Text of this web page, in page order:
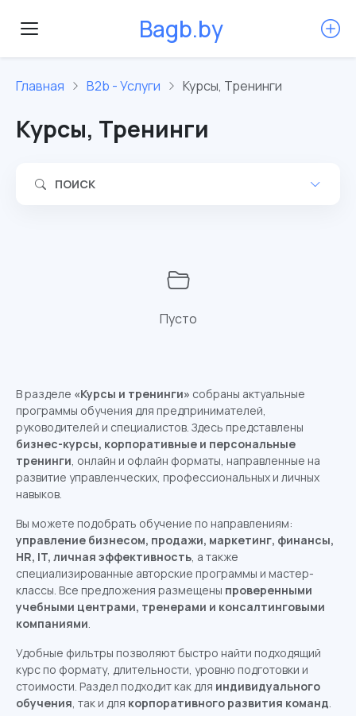
Bagb.by
Главная B2b - Услуги Курсы, Тренинги
Курсы, Тренинги
ПОИСК
Пусто
В разделе «Курсы и тренинги» собраны актуальные
программы обучения для предпринимателей,
руководителей и специалистов. Здесь представлены
бизнес-курсы, корпоративные и персональные
тренинги, онлайн и офлайн форматы, направленные на
развитие управленческих, профессиональных и личных
навыков.
Вы можете подобрать обучение по направлениям:
управление бизнесом, продажи, маркетинг, финансы,
HR, IT, личная эффективность, а также
специализированные авторские программы и мастер-
классы. Все предложения размещены проверенными
учебными центрами, тренерами и консалтинговыми
компаниями.
Удобные фильтры позволяют быстро найти подходящий
курс по формату, длительности, уровню подготовки и
стоимости. Раздел подходит как для индивидуального
обучения, так и для корпоративного развития команд.